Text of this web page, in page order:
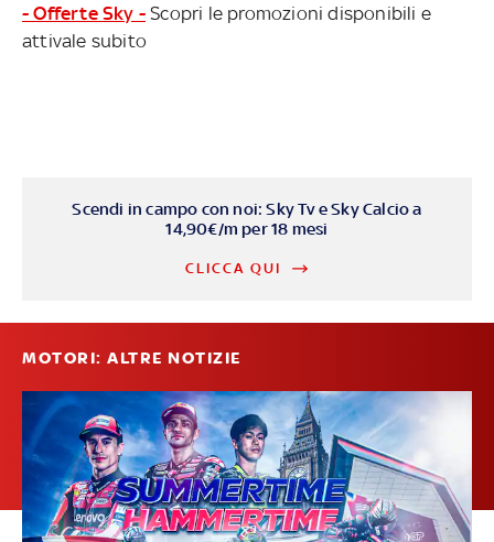
- Offerte Sky - Scopri le promozioni disponibili e
attivale subito
Scendi in campo con noi: Sky Tv e Sky Calcio a
14,90€/m per 18 mesi
CLICCA QUI
MOTORI: ALTRE NOTIZIE